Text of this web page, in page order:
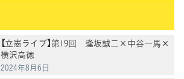
【立憲ライブ】第19回 逢坂誠二×中谷一馬×
横沢高徳
2024年8月6日